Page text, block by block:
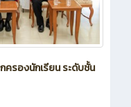
ครองนักเรียน ระดับชั้น